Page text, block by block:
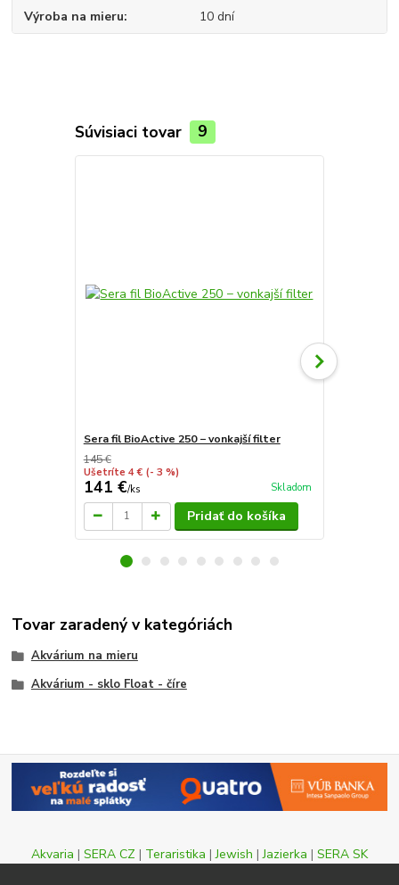
Výroba na mieru 10 dní
Súvisiaci tovar 9
Sera fil BioActive 250 − vonkajší filter
145 €
Ušetríte 4 € (- 3 %)
141 €/ks Skladom
Pridať do košíka
Tovar zaradený v kategóriách
Akvárium na mieru
Akvárium - sklo Float - číre
Akvaria | SERA CZ | Teraristika |Jewish |Jazierka | SERA SK